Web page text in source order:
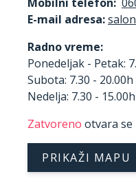
E-mail adresa:
Radno vreme:
Ponedeljak - Petak:
Subota: 7.30 - 20.00h
Nedelja: 7.30 - 15.00h
Zatvoreno otvara se
PRIKAŽI MAPU